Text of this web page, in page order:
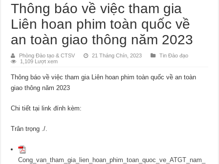
Thông báo về việc tham gia
Liên hoan phim toàn quốc về
an toàn giao thông năm 2023
Phòng Đào tạo & CTSV 21 Tháng Chín, 2023
Tin Đào đạo
1,109 Lượt xem
Thông báo về việc tham gia Liên hoan phim toàn quốc về an toàn
giao thông năm 2023
Chi tiết tại link đính kèm:
Trân trọng ./.
Cong_van_tham_gia_lien_hoan_phim_toan_quoc_ve_ATGT_nam_